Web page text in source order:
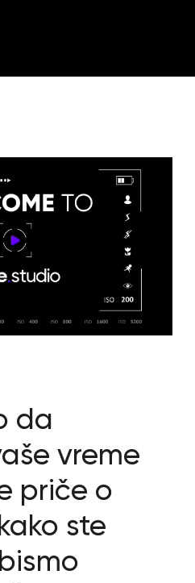
da
vreme
priče o
ste